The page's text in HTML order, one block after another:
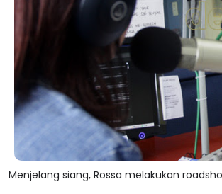
Menjelang siang, Rossa melakukan